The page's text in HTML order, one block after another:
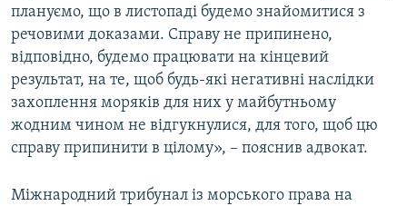
плануємо, що в листопаді будемо знайомитися з
речовими доказами. Справу не припинено,
відповідно, будемо працювати на кінцевий
результат, на те, щоб будь-які негативні наслідки
захоплення моряків для них у майбутньому
жодним чином не відгукнулися, для того, щоб цю
справу припинити в цілому», – пояснив адвокат.
Міжнародний трибунал із морського права на